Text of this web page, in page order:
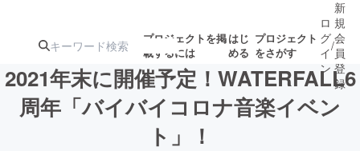
プロジェクトを掲
載するには
はじ
める
プロジェクト
をさがす
注目の新着プロ
募集終了が近いプ
ロ
グ
イ
ン
/
新
規
会
員
登
録
2021年末に開催予定！WATERFALL6
周年「バイバイコロナ音楽イベン
ト」！